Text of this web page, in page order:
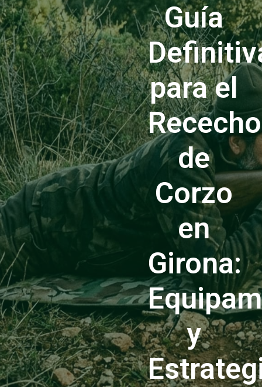
Guía
para el
Rececho
de
Corzo
en
Girona:
y